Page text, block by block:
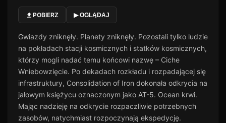
POBIERZ ▶ OGLĄDAJ
Gwiazdy zniknęły. Planety zniknęły. Pozostali tylko ludzie
na pokładach stacji kosmicznych i statków kosmicznych,
którzy mogli nadać temu końcowi nazwę – Ciche
Wniebowzięcie. Po dekadach rozkładu i rozpadającej się
infrastruktury, Consolidation of Iron dokonała odkrycia na
jałowym księżycu oznaczonym jako AT-5. Ocean krwi.
Mając nadzieję na odkrycie rozpaczliwie potrzebnych
zasobów, natychmiast rozpoczynają ekspedycję.